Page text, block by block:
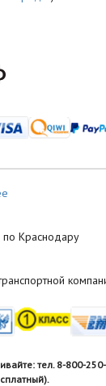
по Краснодару
тел. 8-800-